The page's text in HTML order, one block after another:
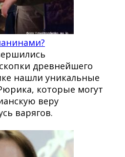
древнейшего
нашли уникальные
которые могут
веру
варягов.